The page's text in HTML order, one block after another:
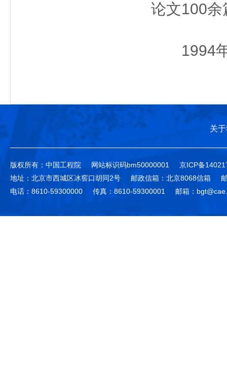
论文100余
1994年
关
版权所有：中国工程院 网站标识码bm50000001
京ICP备
地址：北京市西城区冰窖口胡同2号
邮政信箱：北京8068信箱
电话：8610-59300000
传真：8610-59300001 邮箱：